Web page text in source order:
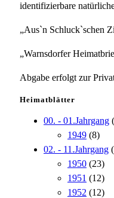
identifizierbare
„Aus`n Schluck`schen
„Warnsdorfer
Abgabe erfolgt zur
Heimatblätter
00. - 01.Jahrgang
1949 (8)
02. - 11.Jahrgang
1950 (23)
1951 (12)
1952 (12)